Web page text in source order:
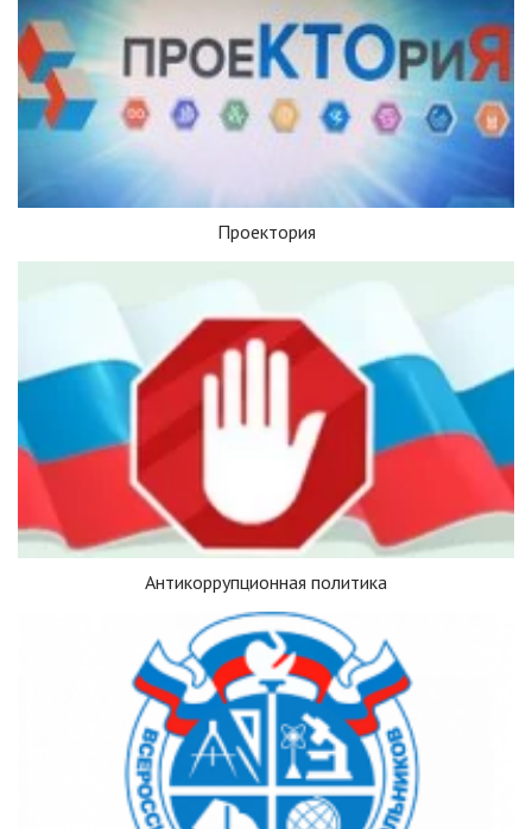
Проектория
Антикоррупционная политика